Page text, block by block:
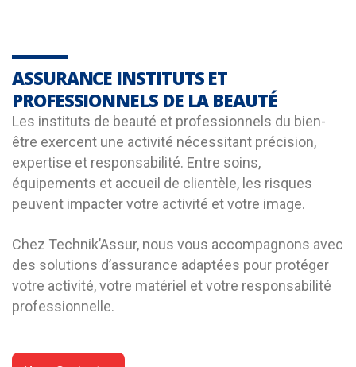
ASSURANCE INSTITUTS ET
PROFESSIONNELS DE LA BEAUTÉ
Les instituts de beauté et professionnels du bien-
être exercent une activité nécessitant précision,
expertise et responsabilité. Entre soins,
équipements et accueil de clientèle, les risques
peuvent impacter votre activité et votre image.
Chez Technik’Assur, nous vous accompagnons avec
des solutions d’assurance adaptées pour protéger
votre activité, votre matériel et votre responsabilité
professionnelle.